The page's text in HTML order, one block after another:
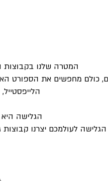
המטרה שלנו בקבוצות
כולם מחפשים את הספורט
הגלישה היא
לעולמכם יצרנו